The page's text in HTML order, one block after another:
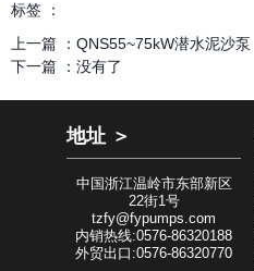
标签 ：
上一篇 ： QNS55~75kW潜水泥沙泵
下一篇 ： 没有了
地址 ＞
中国浙江温岭市东部新区
22街1号
tzfy@fypumps.com
内销热线:0576-86320188
外贸出口:0576-86320770